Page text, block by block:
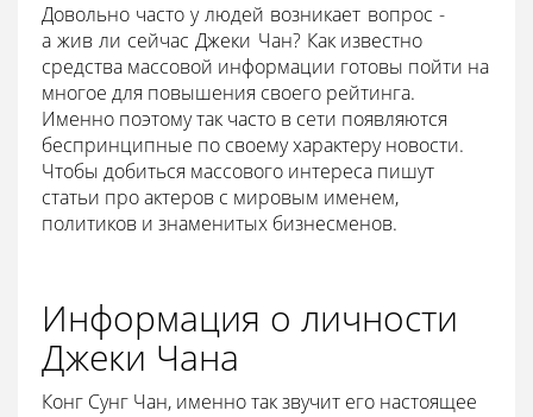
Довольно часто у людей возникает вопрос -
ажив ли сейчас Джеки Чан? Как известно
средства массовой информации готовы пойти на
многое для повышения своего рейтинга.
Именно поэтому так часто в сети появляются
беспринципные по своему характеру новости.
Чтобы добиться массового интереса пишут
статьи про актеров с мировым именем,
политиков и знаменитых бизнесменов.
Информация о личности
Джеки Чана
Конг Сунг Чан, именно так звучит его настоящее